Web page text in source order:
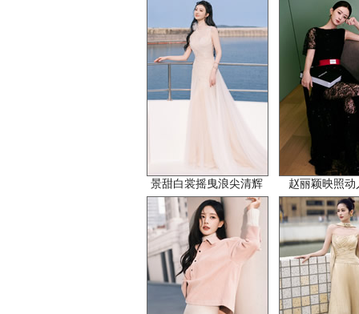
景甜白裳摇曳浪尖清辉 赵丽颖映照动